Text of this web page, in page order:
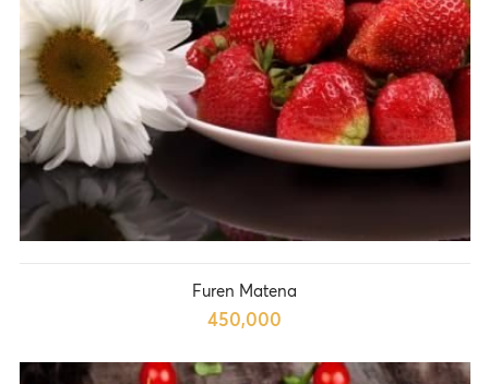
Furen Matena
450,000